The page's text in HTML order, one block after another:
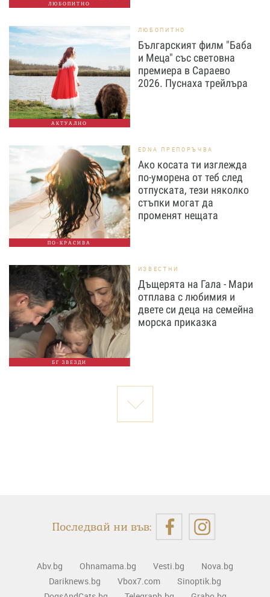
ЛЮБОПИТНО
АКТУАЛНО
ЛЮБОПИТНО
Българският филм "Баба
и Меца" със световна
премиера в Сараево
2026. Пуснаха трейлъра
ПО-КРАСИВА
EDNA ПРЕПОРЪЧВА
Ако косата ти изглежда
по-уморена от теб след
отпуската, тези няколко
стъпки могат да
променят нещата
БГ ЗВЕЗДИ
ИЗВЕСТНИ
Дъщерята на Гала - Мари
отплава с любимия и
двете си деца на семейна
морска приказка
Последвай ни във:
Abv.bg Ohnamama.bg Vesti.bg
Nova.bg
Dariknews.bg
Vbox7.com
Sinoptik.bg